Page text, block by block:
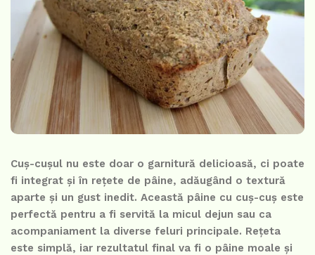
Cuș-cușul nu este doar o garnitură delicioasă, ci poate
fi integrat și în rețete de pâine, adăugând o textură
aparte și un gust inedit. Această pâine cu cuș-cuş este
perfectă pentru a fi servită la micul dejun sau ca
acompaniament la diverse feluri principale. Rețeta
este simplă, iar rezultatul final va fi o pâine moale și